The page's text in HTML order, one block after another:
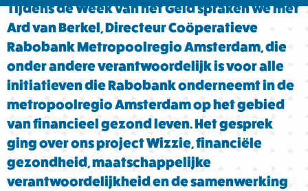
Tijdens de Week van het Geld spraken we met
Ard van Berkel, Directeur Coöperatieve
Rabobank Metropoolregio Amsterdam, die
onder andere verantwoordelijk is voor alle
initiatieven die Rabobank onderneemt in de
metropoolregio Amsterdam op het gebied
van financieel gezond leven. Het gesprek
ging over ons project Wizzie, financiële
gezondheid, maatschappelijke
verantwoordelijkheid en de samenwerking